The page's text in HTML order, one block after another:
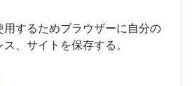
用するためブラウザーに自分の
、サイトを保存する。